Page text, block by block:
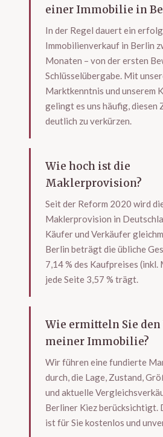
einer Immobilie in
In der Regel dauert ein
Immobilienverkauf in Berlin
Monaten – von der ersten
Schlüsselübergabe. Mit
Marktkenntnis und unserem
gelingt es uns häufig, diesen
deutlich zu verkürzen.
Wie hoch ist die
Maklerprovision?
Seit der Reform 2020 wird
Maklerprovision in
Käufer und Verkäufer
Berlin beträgt die übliche
7,14 % des Kaufpreises (inkl.
jede Seite 3,57 % trägt.
Wie ermitteln Sie den
meiner Immobilie?
Wir führen eine fundierte
durch, die Lage, Zustand,
und aktuelle
Berliner Kiez berücksichtigt.
ist für Sie kostenlos und